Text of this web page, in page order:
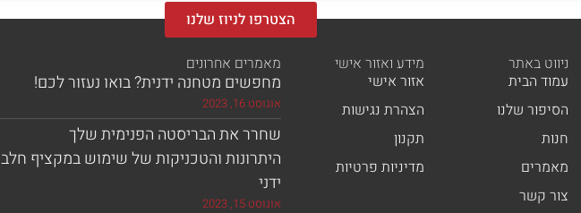
הצטרפו לניוז שלנו
ניווט באתר
עמוד הבית
הסיפור שלנו
חנות
מאמרים
צור קשר
מידע ואזור אישי
אזור אישי
הצהרת נגישות
תקנון
מדיניות פרטיות
מאמרים אחרונים
מחפשים מטחנה ידנית? בואו נעזור לכם!
אוגוסט 16, 2023
שחרר את הבריסטה הפנימית שלך
היתרונות והטכניקות של שימוש במקציף חלב
ידני
אוגוסט 15, 2023